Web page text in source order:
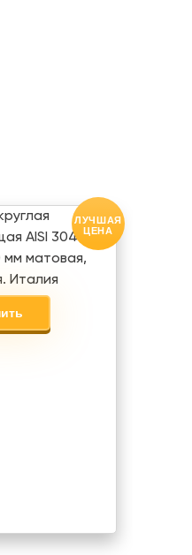
AISI 304
мм матовая,
Италия
ЛУЧШАЯ
ЦЕНА